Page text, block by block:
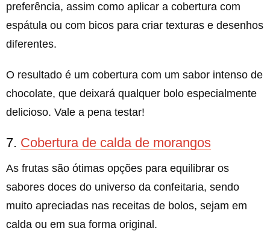
preferência, assim como aplicar a cobertura com
espátula ou com bicos para criar texturas e desenhos
diferentes.
O resultado é um cobertura com um sabor intenso de
chocolate, que deixará qualquer bolo especialmente
delicioso. Vale a pena testar!
7. Cobertura de calda de morangos
As frutas são ótimas opções para equilibrar os
sabores doces do universo da confeitaria, sendo
muito apreciadas nas receitas de bolos, sejam em
calda ou em sua forma original.